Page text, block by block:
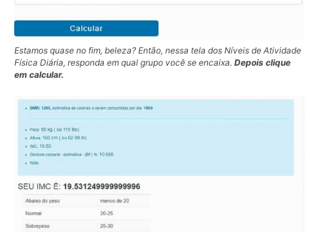
Estamos quase no fim, beleza? Então, nessa tela dos Níveis de Atividade
Física Diária, responda em qual grupo você se encaixa. Depois clique
em calcular.